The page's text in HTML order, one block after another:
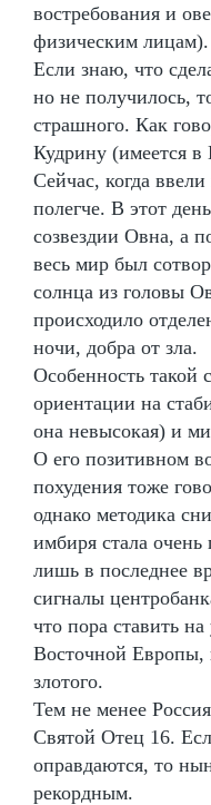
востребования и
физическим лицам).
Если знаю, что
но не получилось,
страшного. Как
Кудрину (имеется в
Сейчас, когда
полегче. В этот
созвездии Овна, а
весь мир был
солнца из головы
происходило
ночи, добра от зла.
Особенность такой
ориентации на
она невысокая) и
О его позитивном
похудения тоже
однако методика
имбиря стала
лишь в последнее
сигналы
что пора ставить
Восточной Европы,
злотого.
Тем не менее
Святой Отец 16.
оправдаются, то
рекордным.